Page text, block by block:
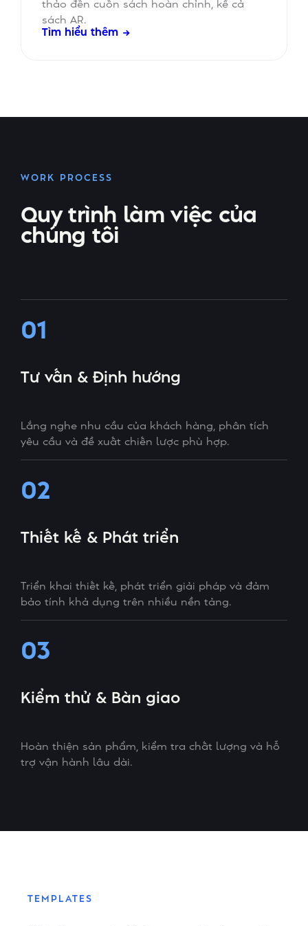
thảo đến cuốn sách hoàn chỉnh, kể cả
sách AR.
Tìm hiểu thêm →
WORK PROCESS
Quy trình làm việc của
chúng tôi
01
Tư vấn & Định hướng
Lắng nghe nhu cầu của khách hàng, phân tích
yêu cầu và đề xuất chiến lược phù hợp.
02
Thiết kế & Phát triển
Triển khai thiết kế, phát triển giải pháp và đảm
bảo tính khả dụng trên nhiều nền tảng.
03
Kiểm thử & Bàn giao
Hoàn thiện sản phẩm, kiểm tra chất lượng và hỗ
trợ vận hành lâu dài.
TEMPLATES